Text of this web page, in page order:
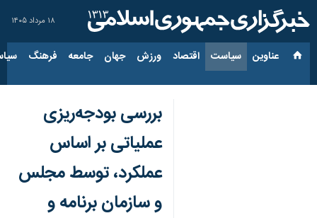
۱۸ مرداد ۱۴۰۵
عناوین‌ سیاست اقتصاد ورزش جهان جامعه فرهنگ
بررسی بودجه‌ریزی
عملیاتی بر اساس
عملکرد، توسط مجلس
و سازمان برنامه و